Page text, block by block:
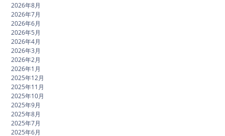
2026年8月
2026年7月
2026年6月
2026年5月
2026年4月
2026年3月
2026年2月
2026年1月
2025年12月
2025年11月
2025年10月
2025年9月
2025年8月
2025年7月
2025年6月